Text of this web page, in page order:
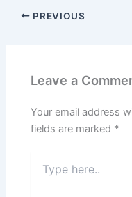
PREVIOUS
Leave a
Your email address
fields are marked *
here..